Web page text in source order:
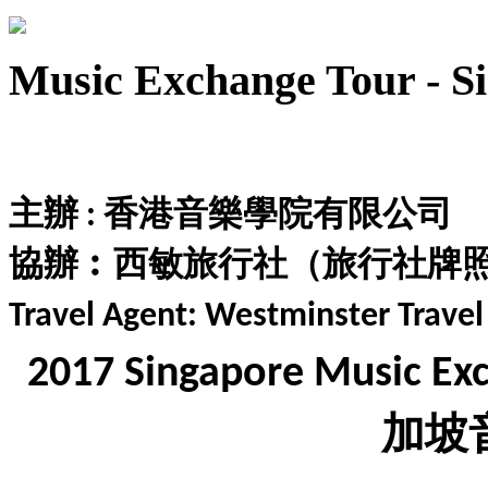
Music Exchange Tour -
主辦 : 香港音樂學院有限公司
協辦︰西敏旅行社（旅行社牌
Travel Agent: Westminster
2017 Singapore Music
加坡